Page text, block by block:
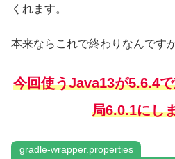
くれます。
本来ならこれで終わりなんですが
今回使うJava13が5.6.4
局6.0.1にし
gradle-wrapper.properties